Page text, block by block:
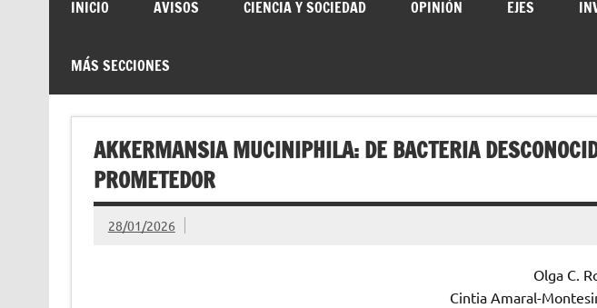
INICIO AVISOS CIENCIA Y SOCIEDAD OPINIÓN EJES
MÁS SECCIONES
AKKERMANSIA MUCINIPHILA: DE BACTERIA
PROMETEDOR
28/01/2026
Olga C.
Cintia Amaral-